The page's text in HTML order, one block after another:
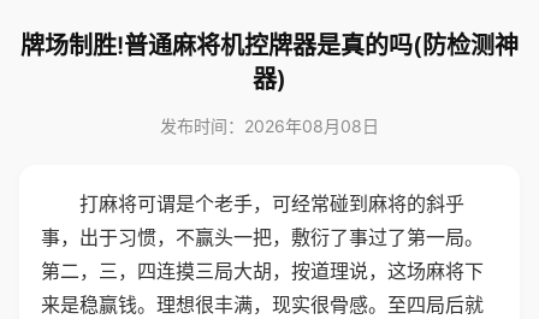
牌场制胜!普通麻将机控牌器是真的吗(防检测神
器)
发布时间：2026年08月08日
打麻将可谓是个老手，可经常碰到麻将的斜乎
事，出于习惯，不赢头一把，敷衍了事过了第一局。
第二，三，四连摸三局大胡，按道理说，这场麻将下
来是稳赢钱。理想很丰满，现实很骨感。至四局后就